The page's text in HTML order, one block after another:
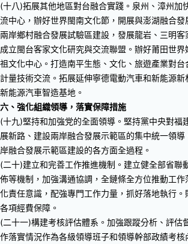
(十八)拓展其他地區對台融合實踐。泉州、漳州加
流中心，辦好世界閩南文化節，開展與澎湖融合
兩岸鄉村融合發展試驗區建設，發展龍岩、三明客
成立閩台客家文化研究與交流聯盟。辦好莆田世
祖文化中心。打造南平生態、文化、旅遊產業對
計量技術交流。拓展延伸寧德電動汽車和新能源
新能源汽車智造基地。
六、強化組織領導，落實保障措施
(十九)堅持和加強党的全面領導。堅持黨中央對福
展新路、建設兩岸融合發展示範區的集中統一領
岸融合發展示範區建設的各方面全過程。
(二十)建立和完善工作推進機制。建立健全部省聯
佈等機制，加強溝通協調，全鏈條全方位推動工
化責任意識，配強專門工作力量，抓好落地執行
各項經費保障。
(二十一)構建考核評估體系。加強跟蹤分析、評估
作落實情況作為各級領導班子和領導幹部政績考